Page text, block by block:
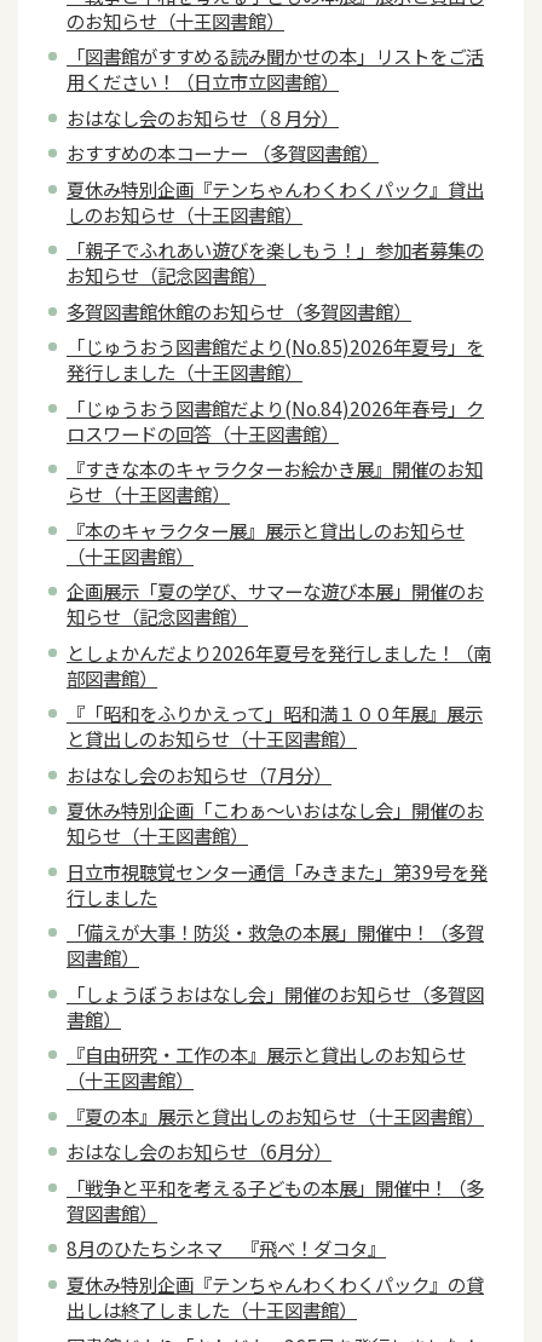
のお知らせ（十王図書館）
「図書館がすすめる読み聞かせの本」リストをご活
用ください！（日立市立図書館）
おはなし会のお知らせ（８月分）
おすすめの本コーナー （多賀図書館）
夏休み特別企画『テンちゃんわくわくパック』貸出
しのお知らせ（十王図書館）
「親子でふれあい遊びを楽しもう！」参加者募集の
お知らせ（記念図書館）
多賀図書館休館のお知らせ（多賀図書館）
「じゅうおう図書館だより(No.85)2026年夏号」を
発行しました（十王図書館）
「じゅうおう図書館だより(No.84)2026年春号」ク
ロスワードの回答（十王図書館）
『すきな本のキャラクターお絵かき展』開催のお知
らせ（十王図書館）
『本のキャラクター展』展示と貸出しのお知らせ
（十王図書館）
企画展示「夏の学び、サマーな遊び本展」開催のお
知らせ（記念図書館）
としょかんだより2026年夏号を発行しました！（南
部図書館）
『「昭和をふりかえって」昭和満１００年展』展示
と貸出しのお知らせ（十王図書館）
おはなし会のお知らせ（7月分）
夏休み特別企画「こわぁ～いおはなし会」開催のお
知らせ（十王図書館）
日立市視聴覚センター通信「みきまた」第39号を発
行しました
「備えが大事！防災・救急の本展」開催中！（多賀
図書館）
「しょうぼうおはなし会」開催のお知らせ（多賀図
書館）
『自由研究・工作の本』展示と貸出しのお知らせ
（十王図書館）
『夏の本』展示と貸出しのお知らせ（十王図書館）
おはなし会のお知らせ（6月分）
「戦争と平和を考える子どもの本展」開催中！（多
賀図書館）
8月のひたちシネマ 『飛べ！ダコタ』
夏休み特別企画『テンちゃんわくわくパック』の貸
出しは終了しました（十王図書館）